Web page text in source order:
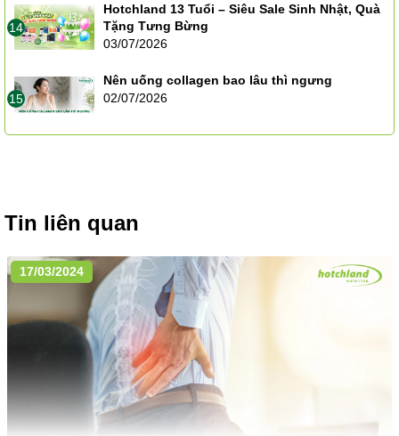
14
Hotchland 13 Tuổi – Siêu Sale Sinh Nhật, Quà
Tặng Tưng Bừng
03/07/2026
15
Nên uống collagen bao lâu thì ngưng
02/07/2026
Tin liên quan
17/03/2024